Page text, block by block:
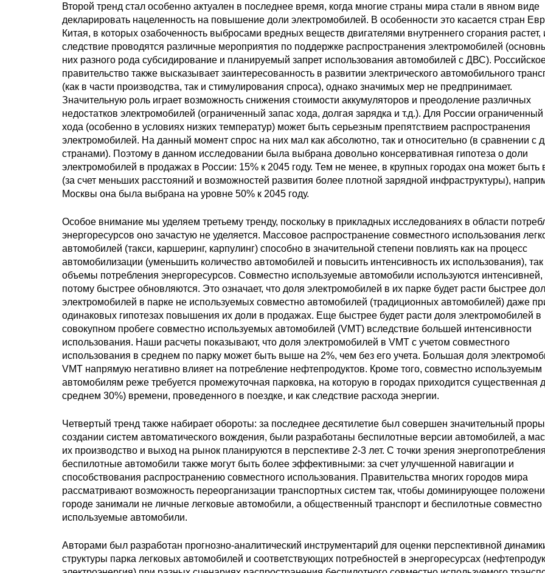
Второй тренд стал особенно актуален в последнее время, когда многие страны мира стали в явном виде
декларировать нацеленность на повышение доли электромобилей. В особенности это касается стран
Китая, в которых озабоченность выбросами вредных веществ двигателями внутреннего сгорания растет,
следствие проводятся различные мероприятия по поддержке распространения электромобилей
них разного рода субсидирование и планируемый запрет использования автомобилей с ДВС).
правительство также высказывает заинтересованность в развитии электрического автомобильного
(как в части производства, так и стимулирования спроса), однако значимых мер не предпринимает.
Значительную роль играет возможность снижения стоимости аккумуляторов и преодоление различных
недостатков электромобилей (ограниченный запас хода, долгая зарядка и т.д.). Для России ограниченный
хода (особенно в условиях низких температур) может быть серьезным препятствием распространения
электромобилей. На данный момент спрос на них мал как абсолютно, так и относительно (в сравнении с
странами). Поэтому в данном исследовании была выбрана довольно консервативная гипотеза о доли
электромобилей в продажах в России: 15% к 2045 году. Тем не менее, в крупных городах она может
(за счет меньших расстояний и возможностей развития более плотной зарядной инфраструктуры),
Москвы она была выбрана на уровне 50% к 2045 году.
Особое внимание мы уделяем третьему тренду, поскольку в прикладных исследованиях в области
энергоресурсов оно зачастую не уделяется. Массовое распространение совместного использования
автомобилей (такси, каршеринг, карпулинг) способно в значительной степени повлиять как на процесс
автомобилизации (уменьшить количество автомобилей и повысить интенсивность их использования), так
объемы потребления энергоресурсов. Совместно используемые автомобили используются интенсивней,
потому быстрее обновляются. Это означает, что доля электромобилей в их парке будет расти быстрее
электромобилей в парке не используемых совместно автомобилей (традиционных автомобилей) даже
одинаковых гипотезах повышения их доли в продажах. Еще быстрее будет расти доля электромобилей в
совокупном пробеге совместно используемых автомобилей (VMT) вследствие большей интенсивности
использования. Наши расчеты показывают, что доля электромобилей в VMT с учетом совместного
использования в среднем по парку может быть выше на 2%, чем без его учета. Большая доля
VMT напрямую негативно влияет на потребление нефтепродуктов. Кроме того, совместно используемым
автомобилям реже требуется промежуточная парковка, на которую в городах приходится существенная
среднем 30%) времени, проведенного в поездке, и как следствие расхода энергии.
Четвертый тренд также набирает обороты: за последнее десятилетие был совершен значительный
создании систем автоматического вождения, были разработаны беспилотные версии автомобилей, а
их производство и выход на рынок планируются в перспективе 2-3 лет. С точки зрения энергопотребления
беспилотные автомобили также могут быть более эффективными: за счет улучшенной навигации и
способствования распространению совместного использования. Правительства многих городов мира
рассматривают возможность переорганизации транспортных систем так, чтобы доминирующее
городе занимали не личные легковые автомобили, а общественный транспорт и беспилотные совместно
используемые автомобили.
Авторами был разработан прогнозно-аналитический инструментарий для оценки перспективной
структуры парка легковых автомобилей и соответствующих потребностей в энергоресурсах